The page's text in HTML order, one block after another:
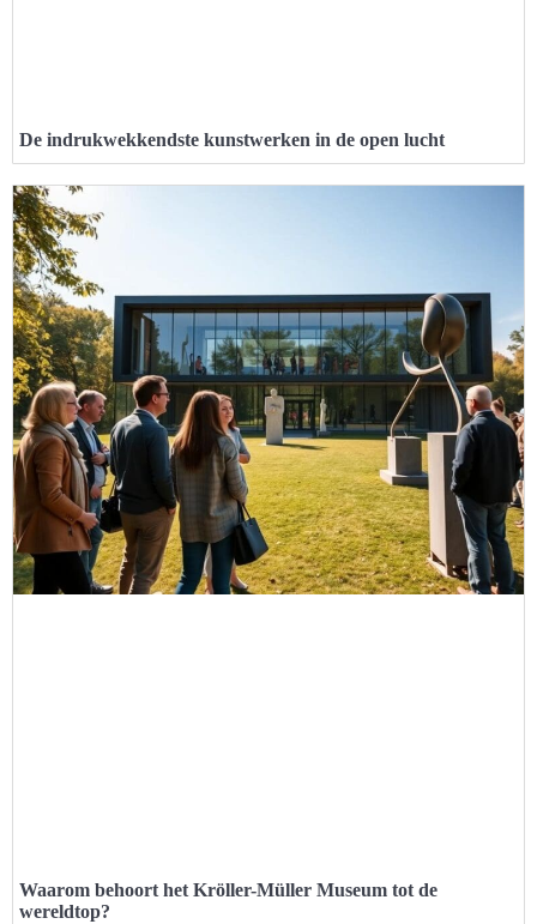
De indrukwekkendste kunstwerken in de open lucht
Waarom behoort het Kröller-Müller Museum tot de
wereldtop?